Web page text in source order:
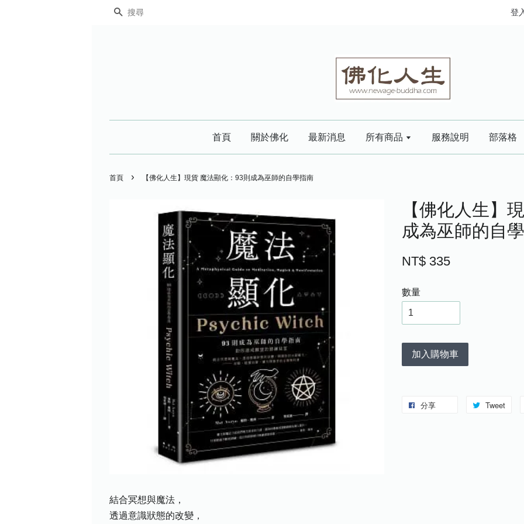
搜尋 登
首頁 關於佛化 最新消息 所有商品 服務說明 部落格
首頁 › 【佛化人生】現貨 魔法顯化：93則成為巫師的自學指南
【佛化人生】
成為巫師的自
NT$ 335
數量
加入購物車
分享 Tweet
結合冥想與魔法，
透過意識狀態的改變，